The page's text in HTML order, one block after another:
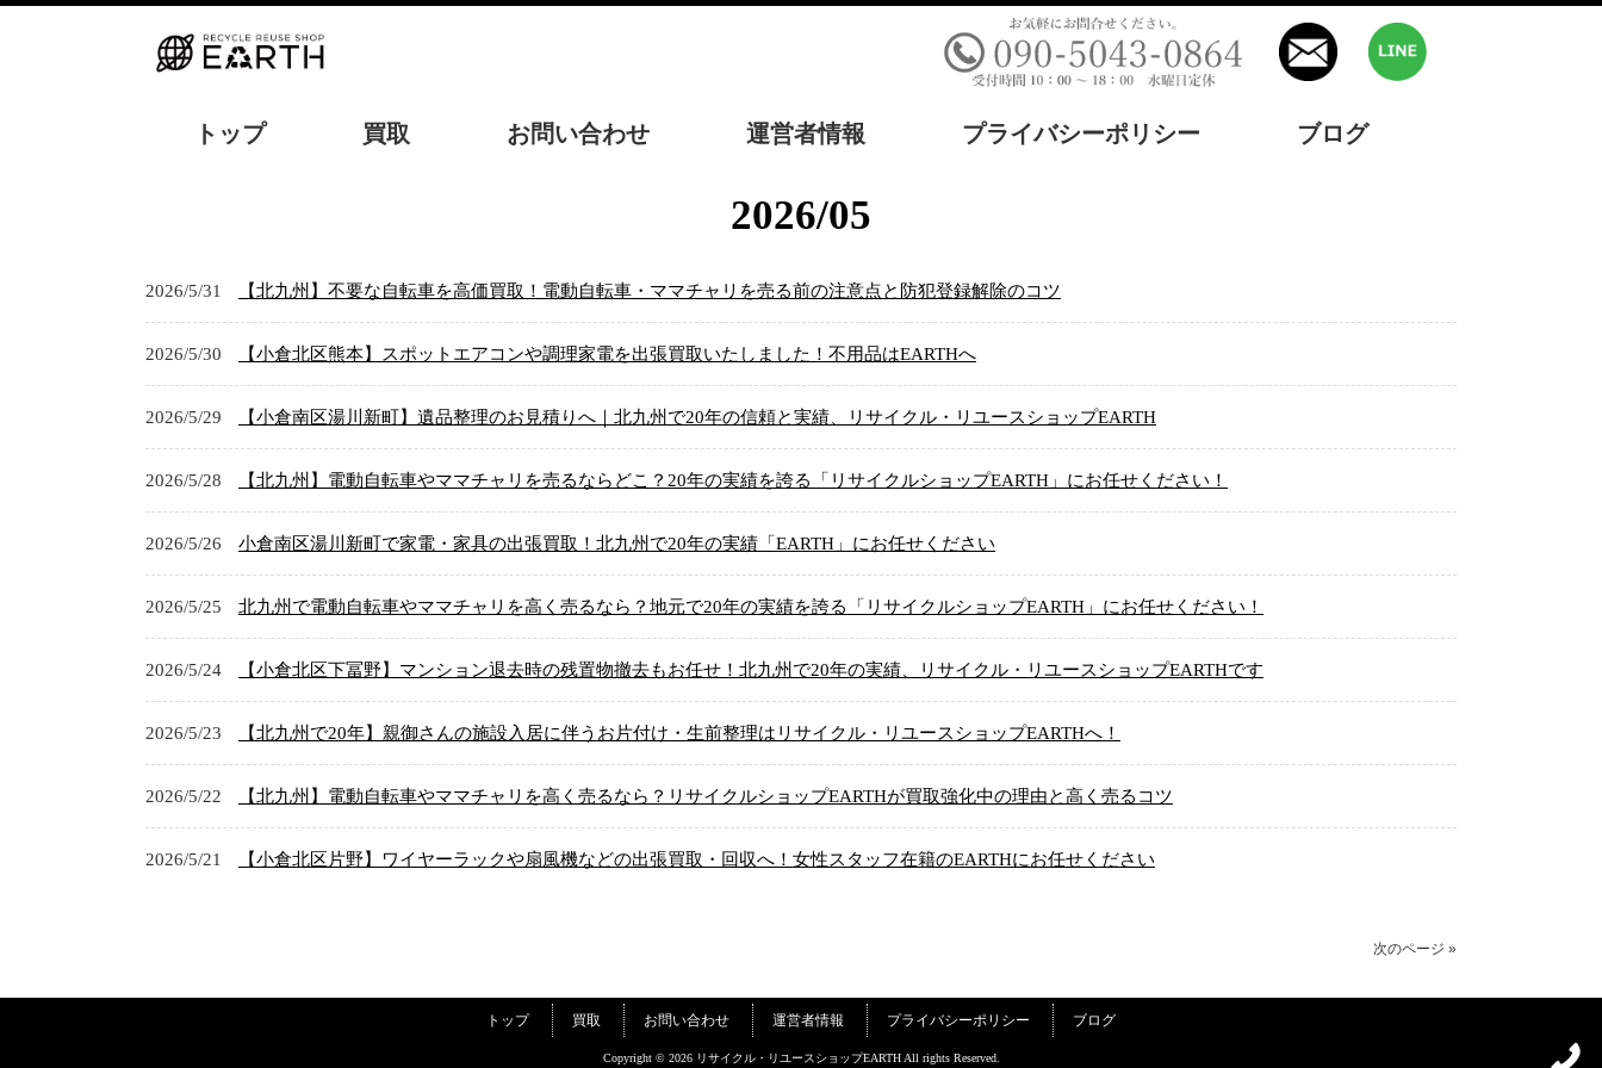
トップ 買取 お問い合わせ 運営者情報 プライバシーポリシー ブログ
2026/05
2026/5/31 【北九州】不要な自転車を高価買取！電動自転車・ママチャリを売る前の注意点と防犯登録解除のコツ
2026/5/30 【小倉北区熊本】スポットエアコンや調理家電を出張買取いたしました！不用品はEARTHへ
2026/5/29 【小倉南区湯川新町】遺品整理のお見積りへ｜北九州で20年の信頼と実績、リサイクル・リユースショップEARTH
2026/5/28 【北九州】電動自転車やママチャリを売るならどこ？20年の実績を誇る「リサイクルショップEARTH」にお任せください！
2026/5/26 小倉南区湯川新町で家電・家具の出張買取！北九州で20年の実績「EARTH」にお任せください
2026/5/25 北九州で電動自転車やママチャリを高く売るなら？地元で20年の実績を誇る「リサイクルショップEARTH」にお任せください！
2026/5/24 【小倉北区下冨野】マンション退去時の残置物撤去もお任せ！北九州で20年の実績、リサイクル・リユースショップEARTHです
2026/5/23 【北九州で20年】親御さんの施設入居に伴うお片付け・生前整理はリサイクル・リユースショップEARTHへ！
2026/5/22 【北九州】電動自転車やママチャリを高く売るなら？リサイクルショップEARTHが買取強化中の理由と高く売るコツ
2026/5/21 【小倉北区片野】ワイヤーラックや扇風機などの出張買取・回収へ！女性スタッフ在籍のEARTHにお任せください
次のページ »
トップ 買取 お問い合わせ 運営者情報 プライバシーポリシー ブログ
Copyright © 2026 リサイクル・リユースショップEARTH All rights Reserved.